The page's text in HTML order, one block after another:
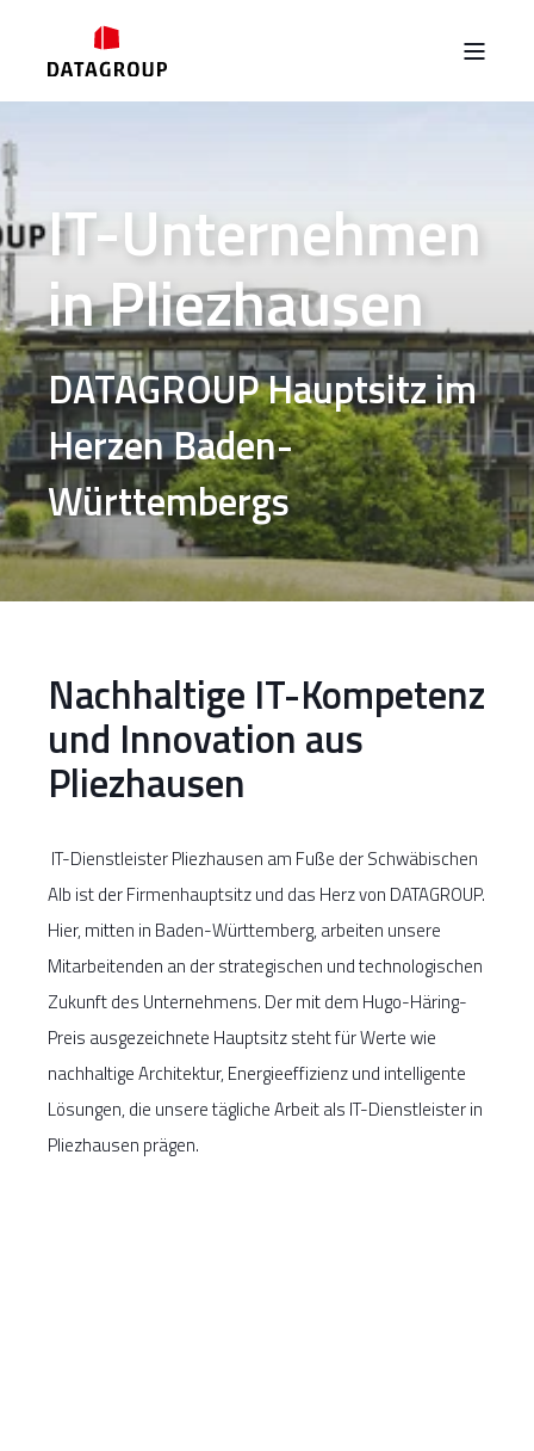
IT-Unternehmen
in Pliezhausen
DATAGROUP Hauptsitz im
Herzen Baden-
Württembergs
Nachhaltige IT-Kompetenz
und Innovation aus
Pliezhausen
IT-Dienstleister Pliezhausen am Fuße der Schwäbischen
Alb ist der Firmenhauptsitz und das Herz von DATAGROUP.
Hier, mitten in Baden-Württemberg, arbeiten unsere
Mitarbeitenden an der strategischen und technologischen
Zukunft des Unternehmens. Der mit dem Hugo-Häring-
Preis ausgezeichnete Hauptsitz steht für Werte wie
nachhaltige Architektur, Energieeffizienz und intelligente
Lösungen, die unsere tägliche Arbeit als IT-Dienstleister in
Pliezhausen prägen.